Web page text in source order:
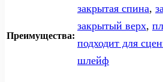
Преимущества:
закрытая спина,
закрытый верх,
подходит для
шлейф